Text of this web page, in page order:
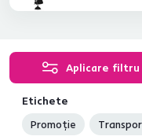
Aplicare filtru
Etichete
Promoție